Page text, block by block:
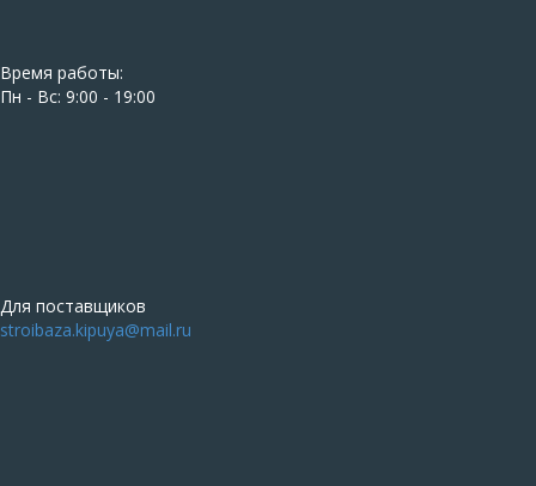
Время работы:
Пн - Вс: 9:00 - 19:00
Для поставщиков
stroibaza.kipuya@mail.ru